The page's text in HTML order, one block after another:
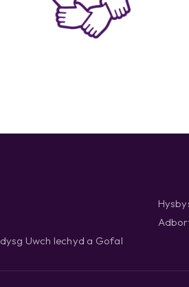
Uwch Iechyd a Gofal